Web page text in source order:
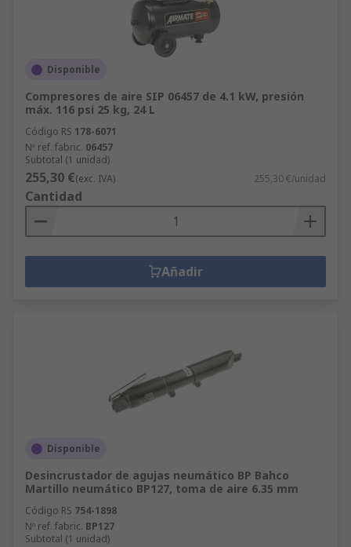
Disponible
Compresores de aire SIP 06457 de 4.1 kW, presión
máx. 116 psi 25 kg, 24 L
Código RS 178-6071
Nº ref. fabric. 06457
Subtotal (1 unidad)
255,30 €(exc. IVA) 255,30 €/unidad
Cantidad
Añadir
Disponible
Desincrustador de agujas neumático BP Bahco
Martillo neumático BP127, toma de aire 6.35 mm
Código RS 754-1898
Nº ref. fabric. BP127
Subtotal (1 unidad)